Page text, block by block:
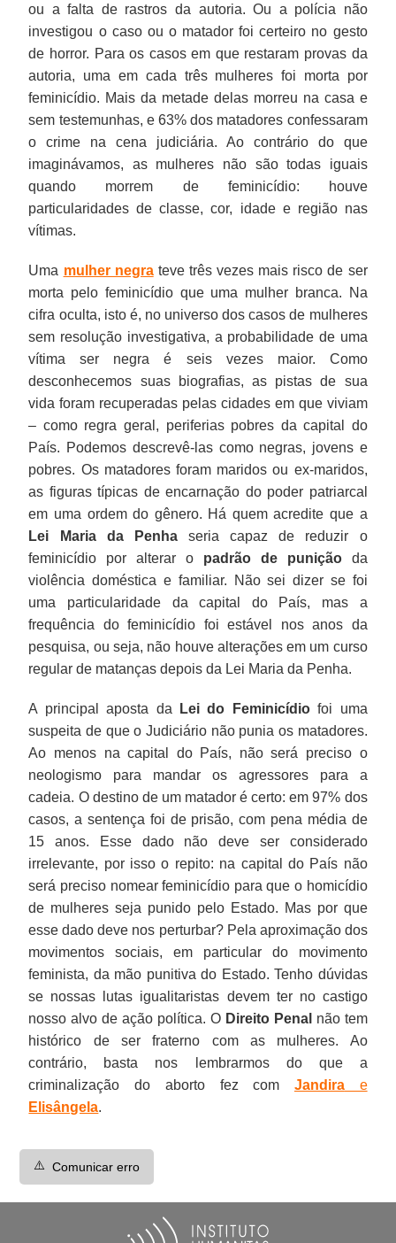
ou a falta de rastros da autoria. Ou a polícia não
investigou o caso ou o matador foi certeiro no gesto
de horror. Para os casos em que restaram provas da
autoria, uma em cada três mulheres foi morta por
feminicídio. Mais da metade delas morreu na casa e
sem testemunhas, e 63% dos matadores confessaram
o crime na cena judiciária. Ao contrário do que
imaginávamos, as mulheres não são todas iguais
quando morrem de feminicídio: houve
particularidades de classe, cor, idade e região nas
vítimas.
Uma mulher negrateve três vezes mais risco de ser
morta pelo feminicídio que uma mulher branca. Na
cifra oculta, isto é, no universo dos casos de mulheres
sem resolução investigativa, a probabilidade de uma
vítima ser negra é seis vezes maior. Como
desconhecemos suas biografias, as pistas de sua
vida foram recuperadas pelas cidades em que viviam
– como regra geral, periferias pobres da capital do
País. Podemos descrevê-las como negras, jovens e
pobres. Os matadores foram maridos ou ex-maridos,
as figuras típicas de encarnação do poder patriarcal
em uma ordem do gênero. Há quem acredite que a
Lei Maria da Penhaseria capaz de reduzir o
feminicídio por alterar o padrão de puniçãoda
violência doméstica e familiar. Não sei dizer se foi
uma particularidade da capital do País, mas a
frequência do feminicídio foi estável nos anos da
pesquisa, ou seja, não houve alterações em um curso
regular de matanças depois da Lei Maria da Penha.
A principal aposta da Lei do Feminicídiofoi uma
suspeita de que o Judiciário não punia os matadores.
Ao menos na capital do País, não será preciso o
neologismo para mandar os agressores para a
cadeia. O destino de um matador é certo: em 97% dos
casos, a sentença foi de prisão, com pena média de
15 anos. Esse dado não deve ser considerado
irrelevante, por isso o repito: na capital do País não
será preciso nomear feminicídio para que o homicídio
de mulheres seja punido pelo Estado. Mas por que
esse dado deve nos perturbar? Pela aproximação dos
movimentos sociais, em particular do movimento
feminista, da mão punitiva do Estado. Tenho dúvidas
se nossas lutas igualitaristas devem ter no castigo
nosso alvo de ação política. O Direito Penal não tem
histórico de ser fraterno com as mulheres. Ao
contrário, basta nos lembrarmos do que a
criminalização do aborto fez com Jandirae
Elisângela.
⚠️ Comunicar erro